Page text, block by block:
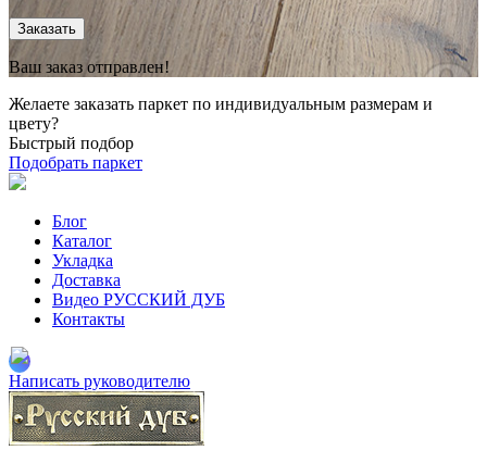
Заказать
Ваш заказ отправлен!
Желаете заказать паркет по индивидуальным размерам и
цвету?
Быстрый подбор
Подобрать паркет
Блог
Каталог
Укладка
Доставка
Видео РУССКИЙ ДУБ
Контакты
Написать руководителю